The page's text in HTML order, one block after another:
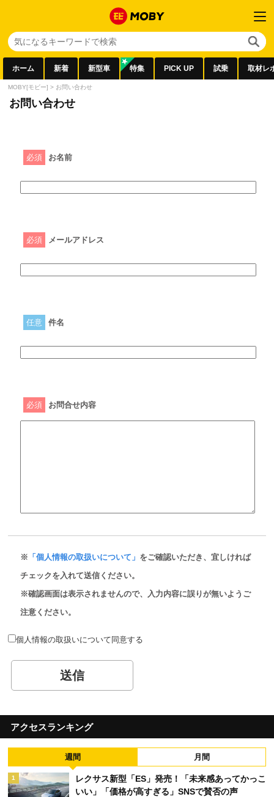
ホーム 新着 新型車 特集 PICK UP 試乗 取材レ
MOBY[モビー] > お問い合わせ
お問い合わせ
必須 お名前
必須 メールアドレス
任意 件名
必須 お問合せ内容
※ 「個人情報の取扱いについて」 をご確認いただき、宜しければ
チェックを入れて送信ください。
※確認画面は表示されませんので、入力内容に誤りが無いようご
注意ください。
個人情報の取扱いについて同意する
アクセスランキング
週間 月間
1
レクサス新型「ES」発売！「未来感あってかっこ
いい」「価格が高すぎる」SNSで賛否の声